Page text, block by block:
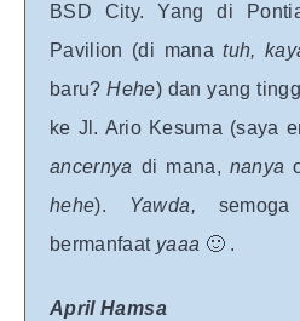
BSD City. Yang di
Pavilion (di manatuh,
baru?Hehe) dan yang
ke Jl. Ario Kesuma (saya
ancernya di mana, nanya
hehe). Yawda,
bermanfaat yaaa 🙂 .
April Hamsa